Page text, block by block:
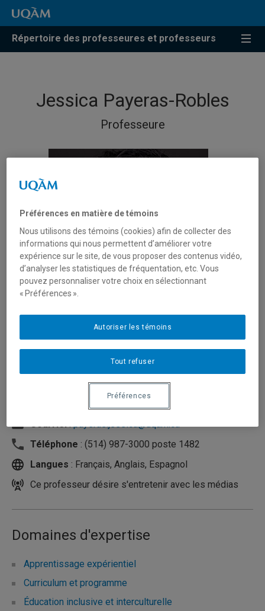
Répertoire des professeures et professeurs
Jessica Payeras-Robles
Professeure
Courriel:payeras.jessica@uqam.ca
Téléphone : (514) 987-3000 poste 1482
Langues : Français, Anglais, Espagnol
Ce professeur désire s'entretenir avec les médias
Domaines d'expertise
Apprentissage expérientiel
Curriculum et programme
Éducation inclusive et interculturelle
Préférences en matière de témoins
Nous utilisons des témoins (cookies) afin de collecter des
informations qui nous permettent d’améliorer votre
expérience sur le site, de vous proposer des contenus vidéo,
d’analyser les statistiques de fréquentation, etc. Vous
pouvez personnaliser votre choix en sélectionnant
« Préférences ».
Tout refuser
Autoriser les témoins
Préférences